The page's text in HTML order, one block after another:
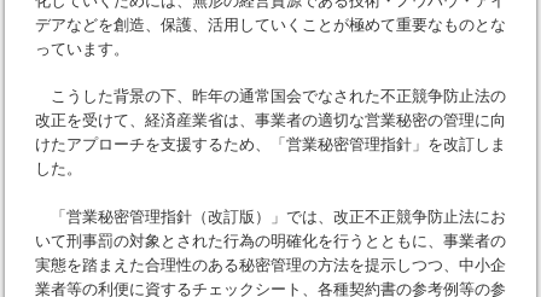
デアなどを創造、保護、活用していくことが極めて重要なものとな
っています。
こうした背景の下、昨年の通常国会でなされた不正競争防止法の
改正を受けて、経済産業省は、事業者の適切な営業秘密の管理に向
けたアプローチを支援するため、「営業秘密管理指針」を改訂しま
した。
「営業秘密管理指針（改訂版）」では、改正不正競争防止法にお
いて刑事罰の対象とされた行為の明確化を行うとともに、事業者の
実態を踏まえた合理性のある秘密管理の方法を提示しつつ、中小企
業者等の利便に資するチェックシート、各種契約書の参考例等の参